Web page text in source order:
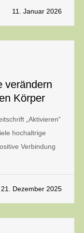
11. Januar 2026
verändern
Körper
„Aktivieren“
hochaltrige
Verbindung
21. Dezember 2025